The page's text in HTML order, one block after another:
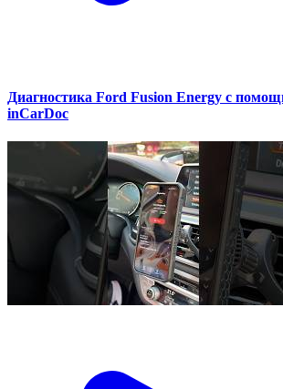
Диагностика Ford Fusion Energy с
inCarDoc